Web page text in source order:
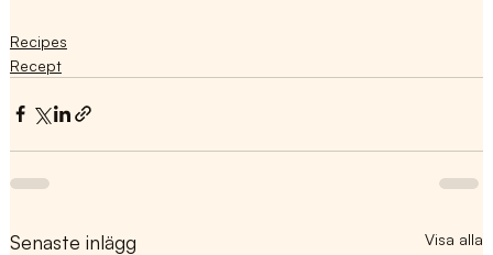
Recipes
Recept
Senaste inlägg Visa alla